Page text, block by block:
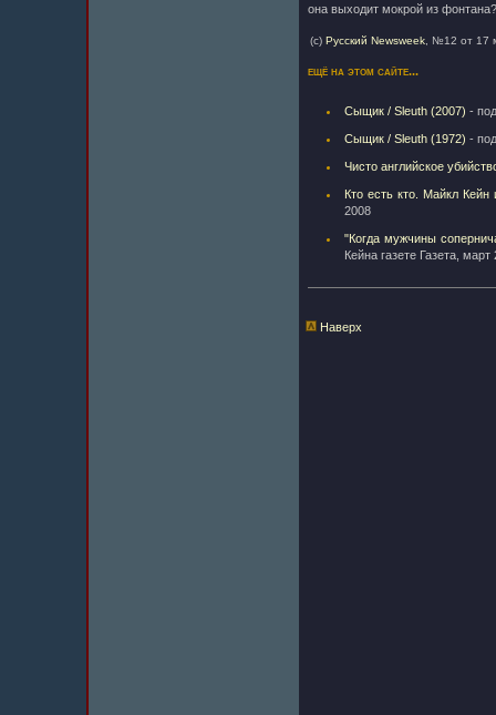
она выходит мокрой из
(c) Русский Newsweek , №12 от 17
ещё на этом сайте...
Сыщик / Sleuth (2007) -
Сыщик / Sleuth (1972) -
Чисто английское
Кто есть кто. Майкл
2008
"Когда мужчины
Кейна газете Газета, март
Наверх